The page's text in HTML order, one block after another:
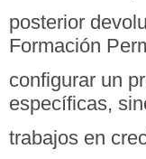
posterior
Formación
configurar un
específicas,
trabajos en